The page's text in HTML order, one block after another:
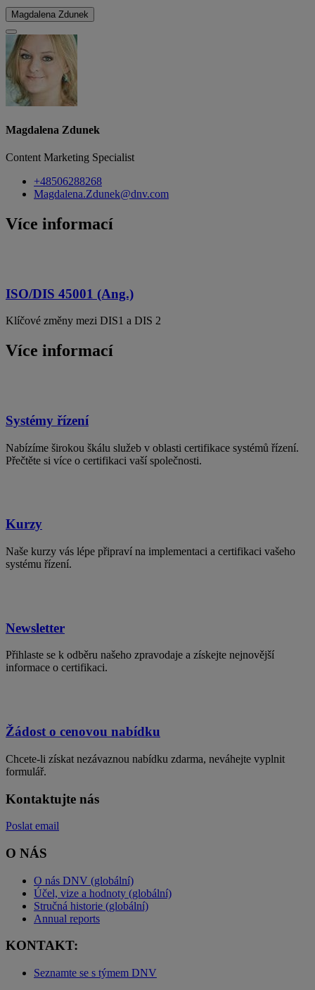
Magdalena Zdunek
Magdalena Zdunek
Content Marketing Specialist
+48506288268
Magdalena.Zdunek@dnv.com
Více informací
ISO/DIS 45001 (Ang.)
Klíčové změny mezi DIS1 a DIS 2
Více informací
Systémy řízení
Nabízíme širokou škálu služeb v oblasti certifikace systémů řízení.
Přečtěte si více o certifikaci vaší společnosti.
Kurzy
Naše kurzy vás lépe připraví na implementaci a certifikaci vašeho
systému řízení.
Newsletter
Přihlaste se k odběru našeho zpravodaje a získejte nejnovější
informace o certifikaci.
Žádost o cenovou nabídku
Chcete-li získat nezávaznou nabídku zdarma, neváhejte vyplnit
formulář.
Kontaktujte nás
Poslat email
O NÁS
O nás DNV (globální)
Účel, vize a hodnoty (globální)
Stručná historie (globální)
Annual reports
KONTAKT:
Seznamte se s týmem DNV